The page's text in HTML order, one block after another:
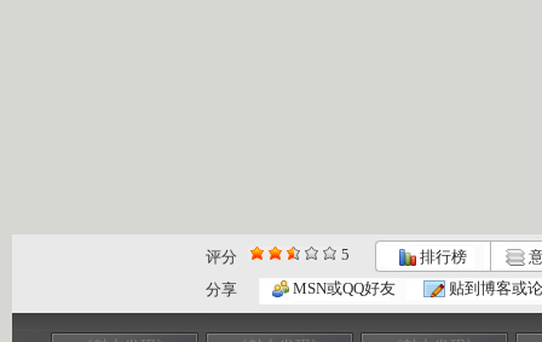
评分 5 排行榜
分享
MSN或QQ好友 贴到博客或